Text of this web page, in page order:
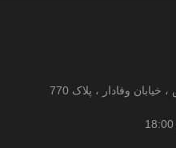
وفادار ، پلاک 770